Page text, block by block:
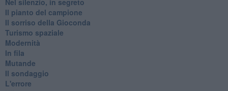
Il pianto del campione
Il sorriso della Gioconda
Turismo spaziale
Modernità
In fila
Mutande
Il sondaggio
L'errore